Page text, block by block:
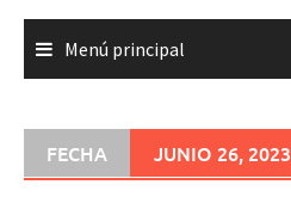
Menú principal
FECHA JUNIO 26, 2023